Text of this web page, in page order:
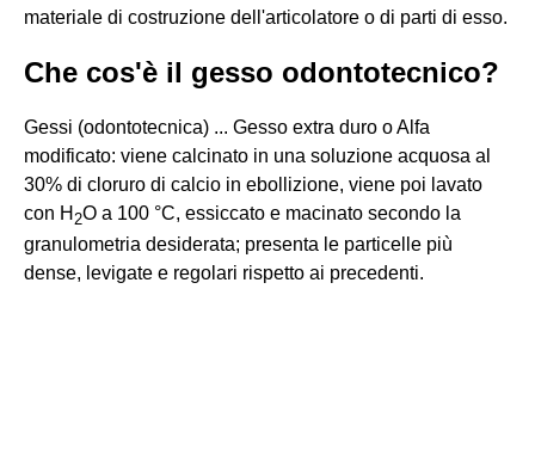
materiale di costruzione dell'articolatore o di parti di esso.
Che cos'è il gesso odontotecnico?
Gessi (odontotecnica) ... Gesso extra duro o Alfa
modificato: viene calcinato in una soluzione acquosa al
30% di cloruro di calcio in ebollizione, viene poi lavato
con H 2O a 100 °C, essiccato e macinato secondo la
granulometria desiderata; presenta le particelle più
dense, levigate e regolari rispetto ai precedenti.